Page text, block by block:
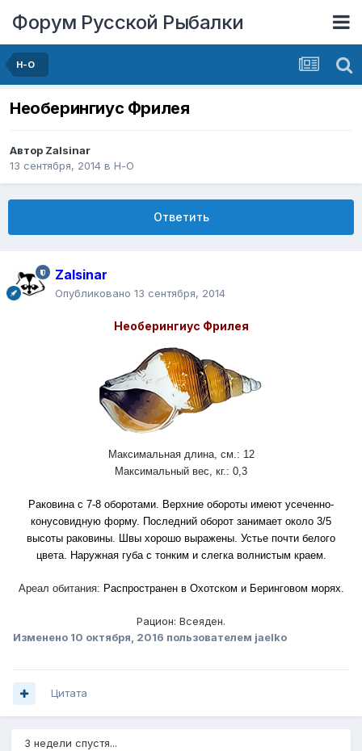
Форум Русской Рыбалки
Н-О
Необерингиус Фрилея
Автор Zalsinar
13 сентября, 2014 в Н-О
Ответить
Zalsinar
Опубликовано 13 сентября, 2014
Необерингиус Фрилея
Максимальная длина, см.: 12
Максимальный вес, кг.: 0,3
Раковина с 7-8 оборотами. Верхние обороты имеют усеченно-
конусовидную форму. Последний оборот занимает около 3/5
высоты раковины. Швы хорошо выражены. Устье почти белого
цвета. Наружная губа с тонким и слегка волнистым краем.
Ареал обитания: Распространен в Охотском и Беринговом морях.
Рацион: Всеяден.
Изменено 10 октября, 2016 пользователем jaelko
Цитата
3 недели спустя...